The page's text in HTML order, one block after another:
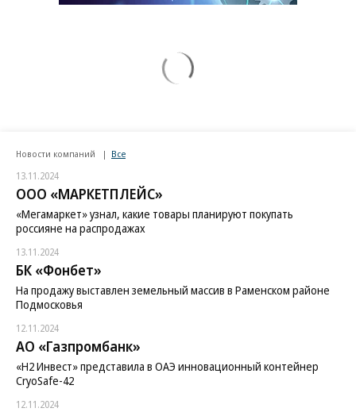
Новости компаний Все
13.11.2024
ООО «МАРКЕТПЛЕЙС»
«Мегамаркет» узнал, какие товары планируют покупать
россияне на распродажах
13.11.2024
БК «Фонбет»
На продажу выставлен земельный массив в Раменском районе
Подмосковья
12.11.2024
АО «Газпромбанк»
«H2 Инвест» представила в ОАЭ инновационный контейнер
CryoSafe-42
12.11.2024